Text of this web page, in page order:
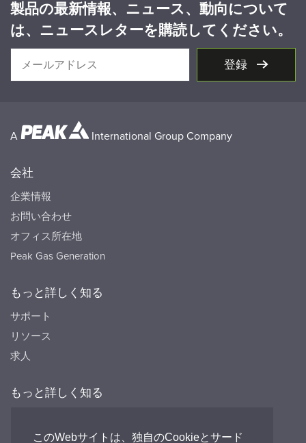
このWebサイトは、独自のCookieとサード
製品の最新情報、ニュース、動向について
は、ニュースレターを購読してください。
登録
A International Group Company
会社
企業情報
お問い合わせ
オフィス所在地
Peak Gas Generation
もっと詳しく知る
サポート
リソース
求人
もっと詳しく知る